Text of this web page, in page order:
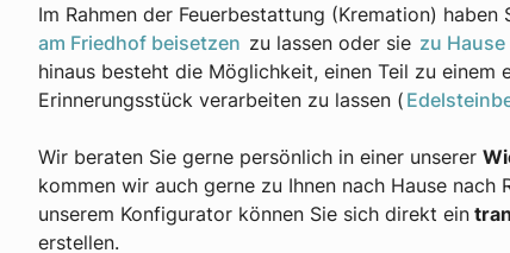
Im Rahmen der Feuerbestattung (Kremation)
am Friedhof beisetzen zu lassen oder sie zu
hinaus besteht die Möglichkeit, einen Teil zu einem
Erinnerungsstück verarbeiten zu lassen (
Wir beraten Sie gerne persönlich in einer unserer
kommen wir auch gerne zu Ihnen nach Hause nach
unserem Konfigurator können Sie sich direkt ein
erstellen.